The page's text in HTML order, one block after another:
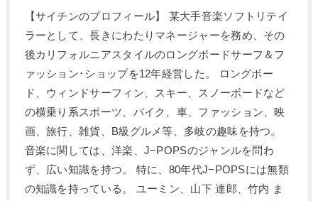
【サイチンのプロフィール】 某大手音楽ソフトリテイ
ラーとして、長きにわたりマネージャーを務め、その
後カリフォルニアスタイルのロングボードサーフ＆フ
ァッション･ショップを12年経営した。 ロングボー
ド、ウィンドサーフィン、スキー、スノーボードなど
の横乗り系スポーツ、バイク、車、ファッション、映
画、旅行、雑貨、B級グルメ等、多岐の趣味を持つ。
音楽に関しては、洋楽、J−POPSのジャンルを問わ
ず、広い知識を持つ。 特に、80年代J−POPSには無類
の知識を持っている。 ユーミン、山下 達郎、竹内 ま